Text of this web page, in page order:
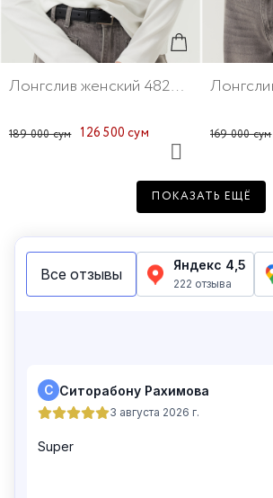
Лонгслив женский 48264-4
189 000 сум 126 500 сум 169 000 сум
ПОКАЗАТЬ ЕЩЁ